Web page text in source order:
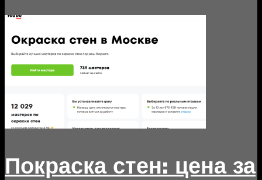
Покраска стен: цена за